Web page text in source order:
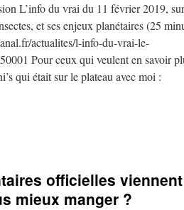
L’info du vrai du 11 février 2019,
et ses enjeux planétaires (25
actualites/l-info-du-vrai-le-
Pour ceux qui veulent en savoir
qui était sur le plateau avec moi :
officielles viennent
mieux manger ?